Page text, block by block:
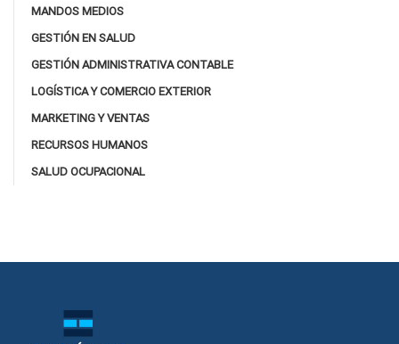
MANDOS MEDIOS
GESTIÓN EN SALUD
GESTIÓN ADMINISTRATIVA CONTABLE
LOGÍSTICA Y COMERCIO EXTERIOR
MARKETING Y VENTAS
RECURSOS HUMANOS
SALUD OCUPACIONAL